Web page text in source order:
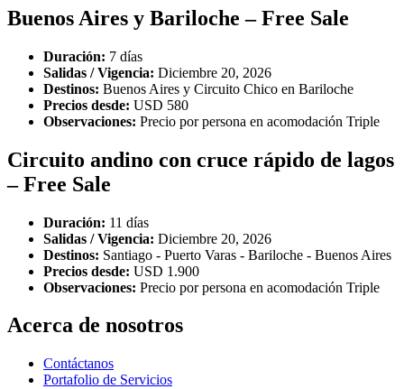
Buenos Aires y Bariloche – Free Sale
Duración: 7 días
Salidas / Vigencia: Diciembre 20, 2026
Destinos: Buenos Aires y Circuito Chico en Bariloche
Precios desde: USD 580
Observaciones: Precio por persona en acomodación Triple
Circuito andino con cruce rápido de lagos
– Free Sale
Duración: 11 días
Salidas / Vigencia: Diciembre 20, 2026
Destinos: Santiago - Puerto Varas - Bariloche - Buenos Aires
Precios desde: USD 1.900
Observaciones: Precio por persona en acomodación Triple
Acerca de nosotros
Contáctanos
Portafolio de Servicios